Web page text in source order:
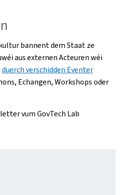
bannent dem Staat ze
aus externen Acteuren wéi
duerch verschidden Eventer
Echangen, Workshops oder
vum GovTech Lab